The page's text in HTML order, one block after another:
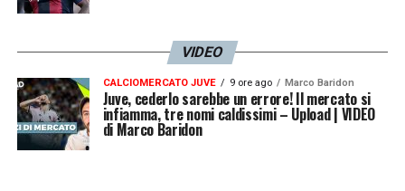
VIDEO
CALCIOMERCATO JUVE 9 ore ago Marco Baridon
Juve, cederlo sarebbe un errore! Il mercato si
infiamma, tre nomi caldissimi – Upload | VIDEO
di Marco Baridon